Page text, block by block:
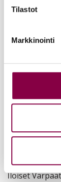
Tilastot
Markkinointi
Iloi­set